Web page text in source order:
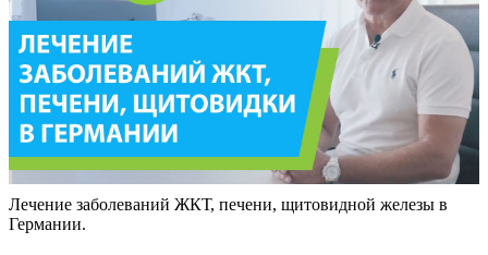
Лечение заболеваний ЖКТ, печени, щитовидной железы в
Германии.